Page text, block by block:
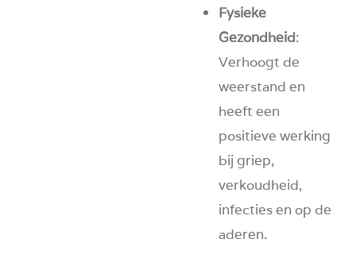
Fysieke
Gezondheid:
Verhoogt de
weerstand en
heeft een
positieve werking
bij griep,
verkoudheid,
infecties en op de
aderen.